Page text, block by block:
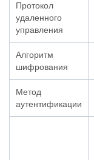
Протокол
удаленного
управления
Алгоритм
шифрования
Метод
аутентификации